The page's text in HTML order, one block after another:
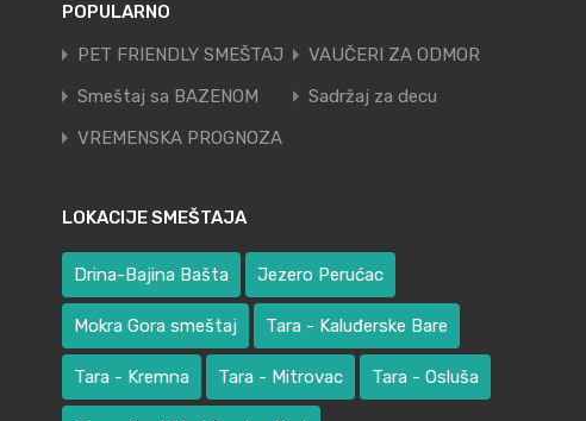
POPULARNO
PET FRIENDLY SMEŠTAJ
VAUČERI ZA ODMOR
Smeštaj sa BAZENOM
Sadržaj za decu
VREMENSKA PROGNOZA
LOKACIJE SMEŠTAJA
Drina-Bajina Bašta Jezero Perućac
Mokra Gora smeštaj Tara - Kaluđerske Bare
Tara - Kremna Tara - Mitrovac Tara - Osluša